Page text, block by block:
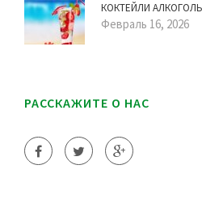
КОКТЕЙЛИ
Февраль 16, 2026
РАССКАЖИТЕ О НАС